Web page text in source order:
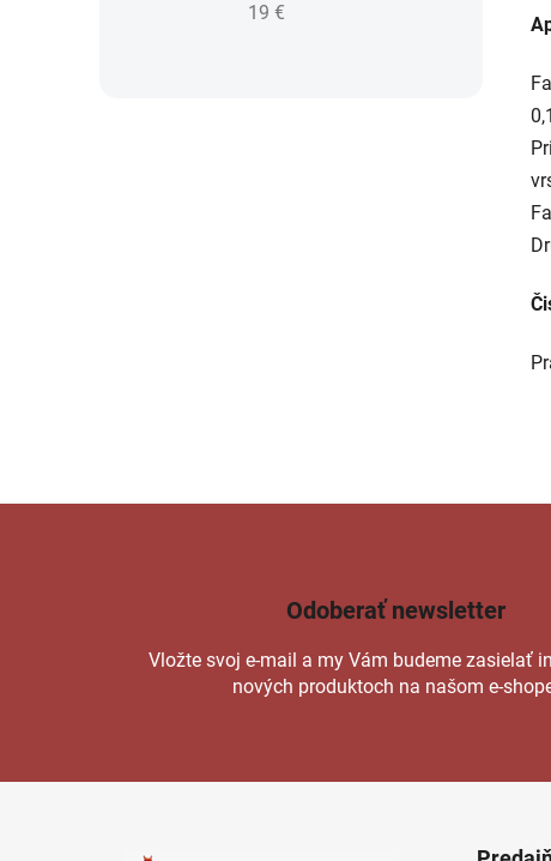
19 €
Odoberať newsletter
Vložte svoj e-mail a my Vám budeme zasielať
nových produktoch na našom e-